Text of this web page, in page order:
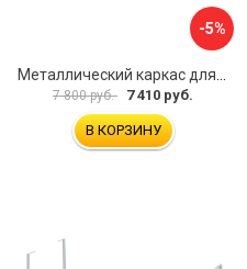
-5%
Металлический каркас для акриловой ванны Cezares EMP-170-70-MF-R
7 800 руб. 7 410 руб.
В КОРЗИНУ